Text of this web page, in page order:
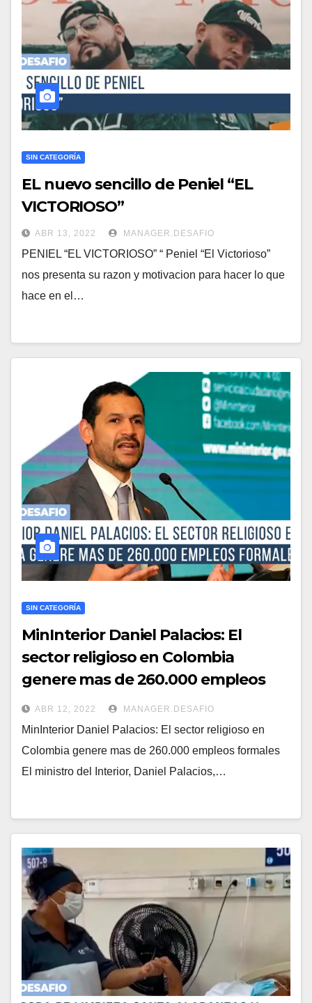
SIN CATEGORÍA
EL nuevo sencillo de Peniel “EL
VICTORIOSO”
ABR 13, 2022 MANAGER.DESAFIO
PENIEL “EL VICTORIOSO” “ Peniel “El Victorioso”
nos presenta su razon y motivacion para hacer lo que
hace en el…
SIN CATEGORÍA
MinInterior Daniel Palacios: El
sector religioso en Colombia
genere mas de 260.000 empleos
formales
ABR 12, 2022 MANAGER.DESAFIO
MinInterior Daniel Palacios: El sector religioso en
Colombia genere mas de 260.000 empleos formales
El ministro del Interior, Daniel Palacios,…